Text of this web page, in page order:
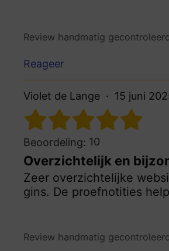
Review handmatig
Reageer
Violet de Lange 15 juni
Beoordeling: 10
Overzichtelijk en
Zeer overzichtelijke
gins. De proefnotities
Review handmatig